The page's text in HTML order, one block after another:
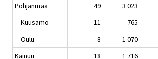
Pohjanmaa
49 3 023
Kuusamo
11 765
Oulu
8 1 070
Kainuu
18 1 716